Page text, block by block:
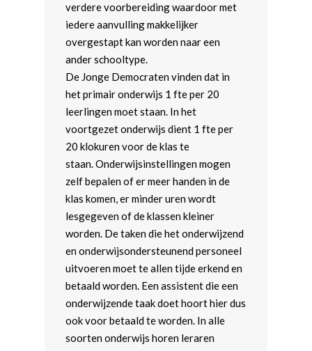
verdere voorbereiding waardoor met
iedere aanvulling makkelijker
overgestapt kan worden naar een
ander schooltype.
De Jonge Democraten vinden dat in
het primair onderwijs 1 fte per 20
leerlingen moet staan. In het
voortgezet onderwijs dient 1 fte per
20 klokuren voor de klas te
staan. Onderwijsinstellingen mogen
zelf bepalen of er meer handen in de
klas komen, er minder uren wordt
lesgegeven of de klassen kleiner
worden. De taken die het onderwijzend
en onderwijsondersteunend personeel
uitvoeren moet te allen tijde erkend en
betaald worden. Een assistent die een
onderwijzende taak doet hoort hier dus
ook voor betaald te worden. In alle
soorten onderwijs horen leraren